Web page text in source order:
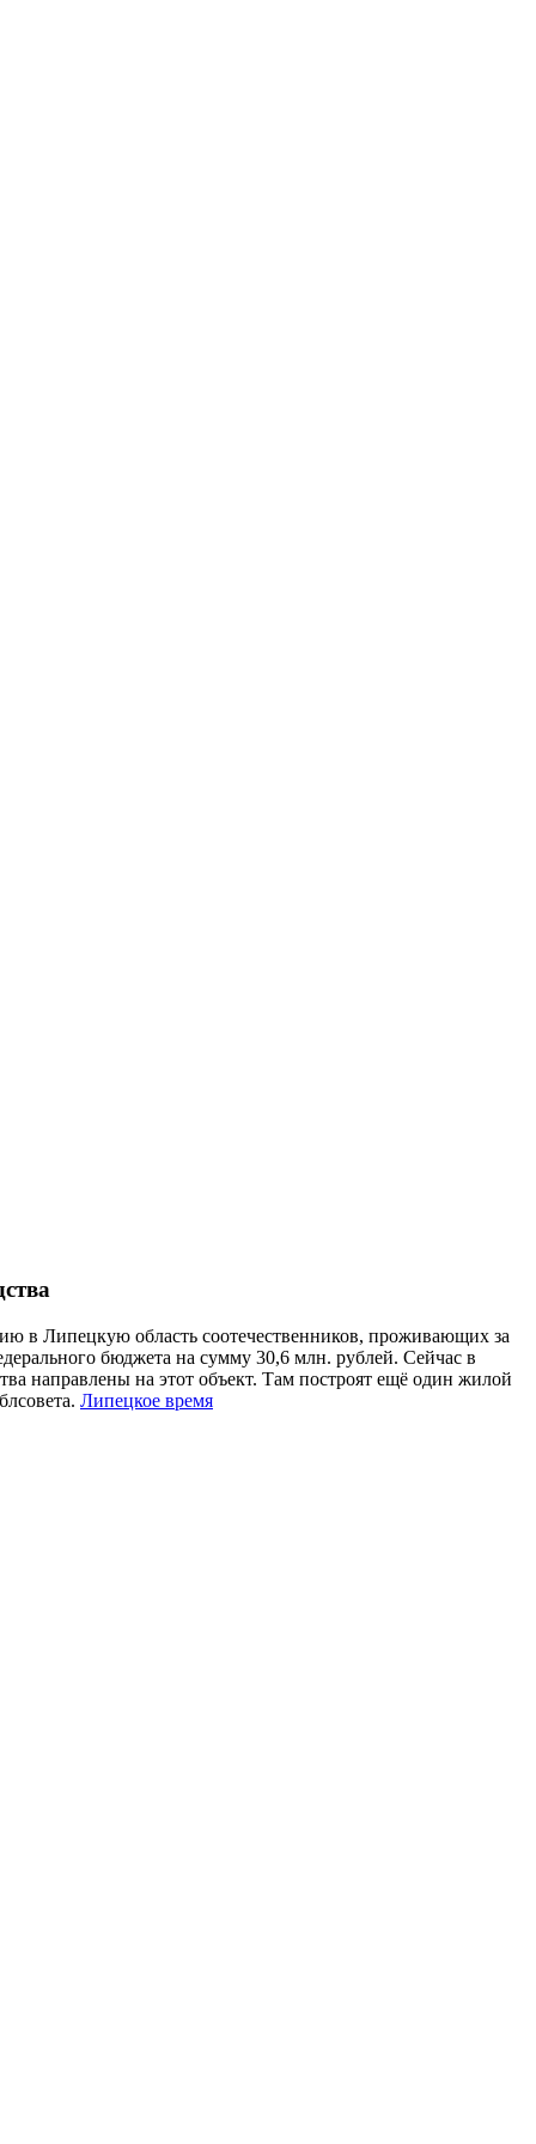
в Липецкую область соотечественников, проживающих за
бюджета на сумму 30,6 млн. рублей. Сейчас в
направлены на этот объект. Там построят ещё один жилой
Липецкое время